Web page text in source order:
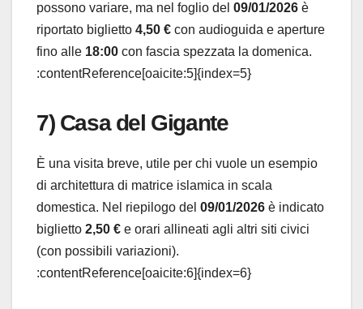
possono variare, ma nel foglio del 09/01/2026 è
riportato biglietto 4,50 € con audioguida e aperture
fino alle 18:00 con fascia spezzata la domenica.
:contentReference[oaicite:5]{index=5}
7) Casa del Gigante
È una visita breve, utile per chi vuole un esempio
di architettura di matrice islamica in scala
domestica. Nel riepilogo del 09/01/2026 è indicato
biglietto 2,50 € e orari allineati agli altri siti civici
(con possibili variazioni).
:contentReference[oaicite:6]{index=6}